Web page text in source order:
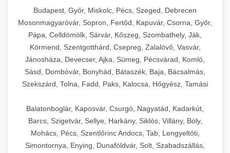
Budapest, Győr, Miskolc, Pécs, Szeged, Debrecen
Mosonmagyaróvár, Sopron, Fertőd, Kapuvár, Csorna, Győr,
Pápa, Celldömölk, Sárvár, Kőszeg, Szombathely, Ják,
Körmend, Szentgotthárd, Csepreg, Zalalövő, Vasvár,
Jánosháza, Devecser, Ajka, Sümeg, Pécsvárad, Komló,
Sásd, Dombóvár, Bonyhád, Bátaszék, Baja, Bácsalmás,
Szekszárd, Tolna, Fadd, Paks, Kalocsa, Hőgyész, Tamási
Balatonboglár, Kaposvár, Csurgó, Nagyatád, Kadarkút,
Barcs, Szigetvár, Sellye, Harkány, Siklós, Villány, Bóly,
Mohács, Pécs, Szentlőrinc Andocs, Tab, Lengyeltóti,
Simontornya, Enying, Dunaföldvár, Solt, Szabadszállás,